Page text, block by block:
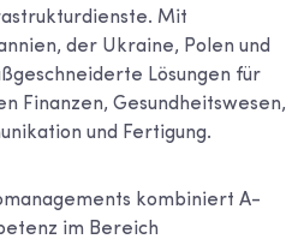
Mit
der Ukraine, Polen und
Lösungen für
Finanzen, Gesundheitswesen,
und Fertigung.
kombiniert A-
im Bereich